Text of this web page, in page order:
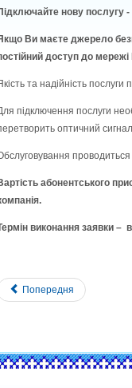
нову послугу -
Ви маєте джерело
доступ до мережі
та надійність
підключення послуги
оптичний
абонентського
виконання заявки –
Попередня